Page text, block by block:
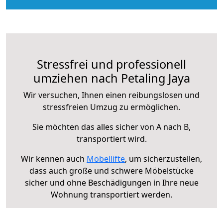
Stressfrei und professionell
umziehen nach Petaling Jaya
Wir versuchen, Ihnen einen reibungslosen und
stressfreien Umzug zu ermöglichen.
Sie möchten das alles sicher von A nach B,
transportiert wird.
Wir kennen auch Möbellifte, um sicherzustellen,
dass auch große und schwere Möbelstücke
sicher und ohne Beschädigungen in Ihre neue
Wohnung transportiert werden.